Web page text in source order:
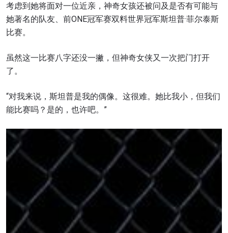
考虑到她将面对一位近亲，神奇女孩还被问及是否有可能与
她著名的队友、前ONE冠军赛双料世界冠军斯坦普·菲尔泰斯
比赛。
虽然这一比赛八字还没一撇，但神奇女侠又一次把门打开
了。
“对我来说，斯坦普是我的偶像。这很难。她比我小，但我们
能比赛吗？是的，也许吧。”